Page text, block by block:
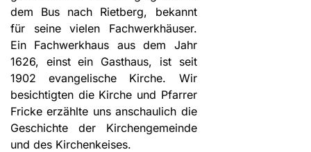
dem Bus nach Rietberg, bekannt
für seine vielen Fachwerkhäuser.
Ein Fach­werkhaus aus dem Jahr
1626, einst ein Gasthaus, ist seit
1902 evangelische Kirche. Wir
besichtigten die Kirche und Pfarrer
Fricke erzählte uns anschaulich die
Geschichte der Kirchengemeinde
und des Kirchenkeises.